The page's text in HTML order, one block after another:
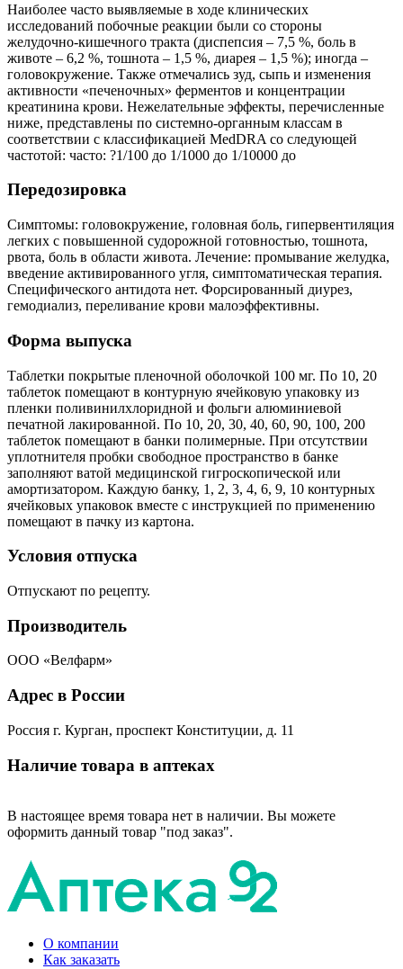
Наиболее часто выявляемые в ходе клинических
исследований побочные реакции были со стороны
желудочно-кишечного тракта (диспепсия – 7,5 %, боль в
животе – 6,2 %, тошнота – 1,5 %, диарея – 1,5 %); иногда –
головокружение. Также отмечались зуд, сыпь и изменения
активности «печеночных» ферментов и концентрации
креатинина крови. Нежелательные эффекты, перечисленные
ниже, представлены по системно-органным классам в
соответствии с классификацией MedDRA со следующей
частотой: часто: ?1/100 до 1/1000 до 1/10000 до
Передозировка
Симптомы: головокружение, головная боль, гипервентиляция
легких с повышенной судорожной готовностью, тошнота,
рвота, боль в области живота. Лечение: промывание желудка,
введение активированного угля, симптоматическая терапия.
Специфического антидота нет. Форсированный диурез,
гемодиализ, переливание крови малоэффективны.
Форма выпуска
Таблетки покрытые пленочной оболочкой 100 мг. По 10, 20
таблеток помещают в контурную ячейковую упаковку из
пленки поливинилхлоридной и фольги алюминиевой
печатной лакированной. По 10, 20, 30, 40, 60, 90, 100, 200
таблеток помещают в банки полимерные. При отсутствии
уплотнителя пробки свободное пространство в банке
заполняют ватой медицинской гигроскопической или
амортизатором. Каждую банку, 1, 2, 3, 4, 6, 9, 10 контурных
ячейковых упаковок вместе с инструкцией по применению
помещают в пачку из картона.
Условия отпуска
Отпускают по рецепту.
Производитель
ООО «Велфарм»
Адрес в России
Россия г. Курган, проспект Конституции, д. 11
Наличие товара в аптеках
В настоящее время товара нет в наличии. Вы можете
оформить данный товар "под заказ".
О компании
Как заказать